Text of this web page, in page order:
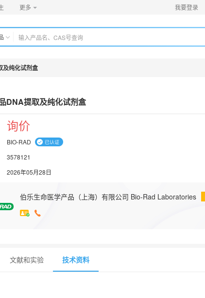
更多 我要登录
及纯化试剂盒
DNA提取及纯化试剂盒
询价
BIO-RAD
3578121
2026年05月28日
伯乐生命医学产品（上海）有限公司 Bio-Rad Laboratories
文献和实验 技术资料